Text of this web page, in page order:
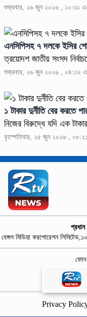
শুক্রবার, ২৬ জুন ২০২৬ , ১০:৩১
এনসিপিসহ ৭ দলকে ইসির
ত্রয়োদশ জাতীয় সংসদ
শুক্রবার, ২৬ জুন ২০২৬ , ০৪:৩২
১ টাকার দুর্নীতি বের করতে
নিজের বিরুদ্ধে যদি এক
বৃহস্পতিবার, ২৫ জুন ২০২৬ ,
বেঙ্গল মিডিয়া করপোরেশন
বিজ্ঞাপন :
Privacy